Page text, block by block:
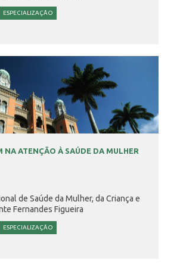
ESPECIALIZAÇÃO
NA ATENÇÃO À SAÚDE DA MULHER
de Saúde da Mulher, da Criança e
Fernandes Figueira
ESPECIALIZAÇÃO